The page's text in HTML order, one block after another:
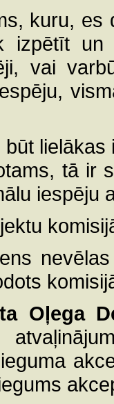
kuru, es
izpētīt
vai
tā ir
iespēju
Oļega